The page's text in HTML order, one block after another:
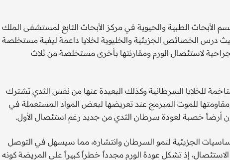
الأبحاث الطبية والحيوية في مركز الأبحاث التابع لمستشفى الملك
الخصائص الجزيئية والخليوية لخلايا داعمة ليفية مستخلصة
جراحية لاستئصال الورم ومقارنتها بأخرى مستخلصة من ثلاث
للخلايا السرطانية وكذلك البعيدة عنها من نفس الثدي تشترك
للموت المبرمج عند تعريضها لبعض المواد المستعملة في
أرضاً خصبة لعودة سرطان الثدي من جديد رغم استئصال الأول.
الجزيئية لنمو السرطان وانتشاره، مما سيسهل في التوصل
إذ تشكل عودة الورم مجدداً خطراً كبيراً على المريضة كونه